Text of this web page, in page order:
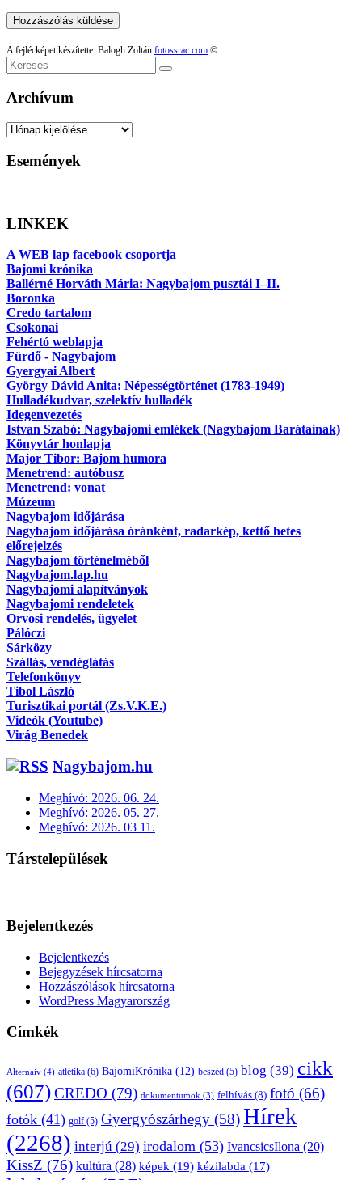
A fejlécképet készítette: Balogh Zoltán fotossrac.com ©
Keresés
Archívum
Archívum
Események
LINKEK
A WEB lap facebook csoportja
Bajomi krónika
Ballérné Horváth Mária: Nagybajom pusztái I–II.
Boronka
Credo tartalom
Csokonai
Fehértó weblapja
Fürdő - Nagybajom
Gyergyai Albert
György Dávid Anita: Népességtörténet (1783-1949)
Hulladékudvar, szelektív hulladék
Idegenvezetés
Istvan Szabó: Nagybajomi emlékek (Nagybajom Barátainak)
Könyvtár honlapja
Major Tibor: Bajom humora
Menetrend: autóbusz
Menetrend: vonat
Múzeum
Nagybajom időjárása
Nagybajom időjárása óránként, radarkép, kettő hetes
előrejelzés
Nagybajom történelméből
Nagybajom.lap.hu
Nagybajomi alapítványok
Nagybajomi rendeletek
Orvosi rendelés, ügyelet
Pálóczi
Sárközy
Szállás, vendéglátás
Telefonkönyv
Tibol László
Turisztikai portál (Zs.V.K.E.)
Videók (Youtube)
Virág Benedek
Nagybajom.hu
Meghívó: 2026. 06. 24.
Meghívó: 2026. 05. 27.
Meghívó: 2026. 03 11.
Társtelepülések
Bejelentkezés
Bejelentkezés
Bejegyzések hírcsatorna
Hozzászólások hírcsatorna
WordPress Magyarország
Címkék
Alternaiv (4) atlétika (6) BajomiKrónika (12) beszéd (5) blog (39) cikk
(607)CREDO (79) dokumentumok (3) felhívás (8) fotó (66)
fotók (41) golf (5) Gyergyószárhegy (58)Hírek
(2268) interjú (29) irodalom (53) IvancsicsIlona (20)
KissZ (76) kultúra (28) képek (19) kézilabda (17)